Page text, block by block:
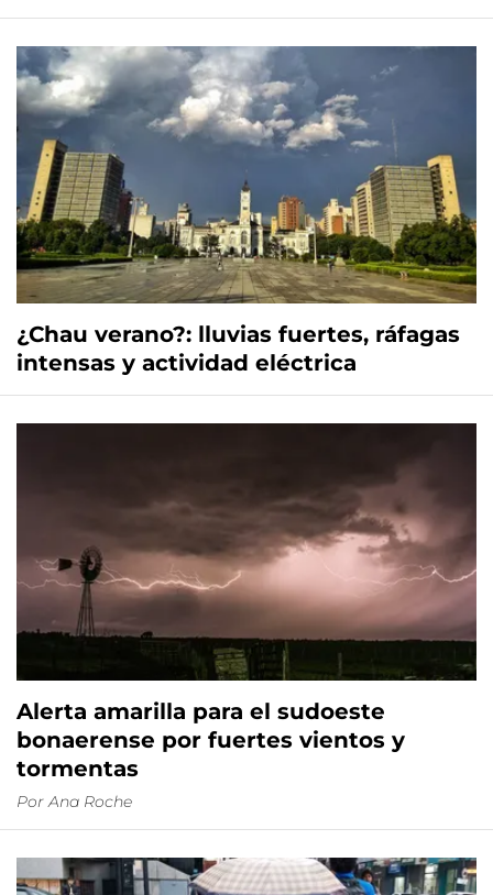
¿Chau verano?: lluvias fuertes, ráfagas
intensas y actividad eléctrica
Alerta amarilla para el sudoeste
bonaerense por fuertes vientos y
tormentas
Por Ana Roche